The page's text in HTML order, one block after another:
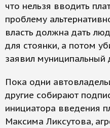
что нельзя вводить
проблему
власть должна дать
для стоянки, а потом
заявил муниципальный
Пока одни
другие собирают
инициатора введения
Максима Ликсутова,